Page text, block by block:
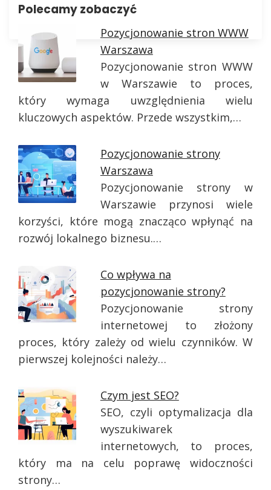
Polecamy zobaczyć
Pozycjonowanie stron WWW
Warszawa
Pozycjonowanie stron WWW
w Warszawie to proces,
który wymaga uwzględnienia wielu
kluczowych aspektów. Przede wszystkim,…
Pozycjonowanie strony
Warszawa
Pozycjonowanie strony w
Warszawie przynosi wiele
korzyści, które mogą znacząco wpłynąć na
rozwój lokalnego biznesu.…
Co wpływa na
pozycjonowanie strony?
Pozycjonowanie strony
internetowej to złożony
proces, który zależy od wielu czynników. W
pierwszej kolejności należy…
Czym jest SEO?
SEO, czyli optymalizacja dla
wyszukiwarek
internetowych, to proces,
który ma na celu poprawę widoczności
strony…